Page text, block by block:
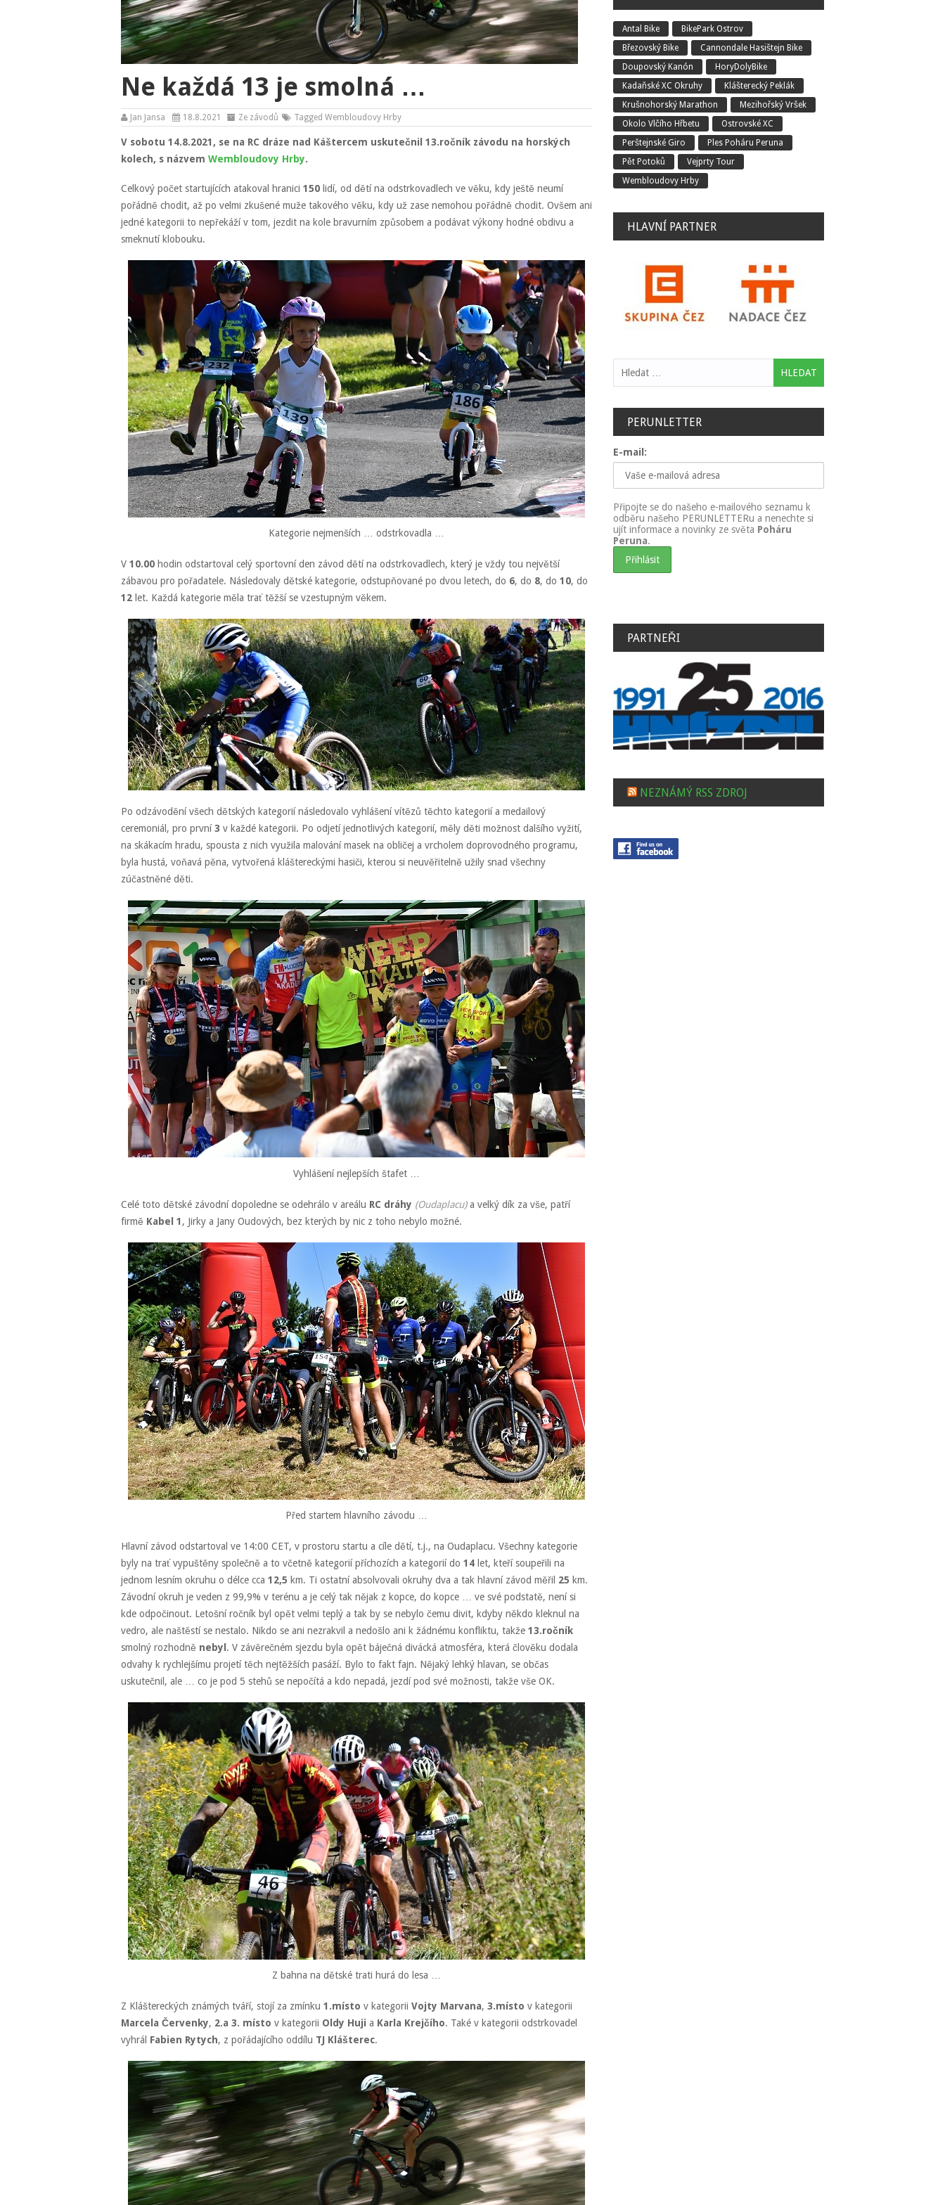
Ne každá 13 je smolná …
Jan Jansa 18.8.2021 Ze závodů Tagged Wembloudovy Hrby
V sobotu 14.8.2021, se na RC dráze nad Káštercem uskutečnil 13.ročník závodu na horských
kolech, s názvem Wembloudovy Hrby.
Celkový počet startujících atakoval hranici 150 lidí, od dětí na odstrkovadlech ve věku, kdy ještě neumí
pořádně chodit, až po velmi zkušené muže takového věku, kdy už zase nemohou pořádně chodit. Ovšem ani
jedné kategorii to nepřekáží v tom, jezdit na kole bravurním způsobem a podávat výkony hodné obdivu a
smeknutí klobouku.
Kategorie nejmenších … odstrkovadla …
V 10.00 hodin odstartoval celý sportovní den závod dětí na odstrkovadlech, který je vždy tou největší
zábavou pro pořadatele. Následovaly dětské kategorie, odstupňované po dvou letech, do 6, do 8, do 10, do
12 let. Každá kategorie měla trať těžší se vzestupným věkem.
Po odzávodění všech dětských kategorií následovalo vyhlášení vítězů těchto kategorií a medailový
ceremoniál, pro první3 v každé kategorii. Po odjetí jednotlivých kategorií, měly děti možnost dalšího vyžití,
na skákacím hradu, spousta z nich využila malování masek na obličej a vrcholem doprovodného programu,
byla hustá, voňavá pěna, vytvořená kláštereckými hasiči, kterou si neuvěřitelně užily snad všechny
zúčastněné děti.
Vyhlášení nejlepších štafet …
Celé toto dětské závodní dopoledne se odehrálo v areálu RC dráhy (Oudaplacu)a velký dík za vše, patří
firmě Kabel 1 , Jirky a Jany Oudových, bez kterých by nic z toho nebylo možné.
Před startem hlavního závodu …
Hlavní závod odstartoval ve 14:00 CET, v prostoru startu a cíle dětí, t.j., na Oudaplacu. Všechny kategorie
byly na trať vypuštěny společně a to včetně kategorií příchozích a kategorií do 14 let, kteří soupeřili na
jednom lesním okruhu o délce cca 12,5 km. Ti ostatní absolvovali okruhy dva a tak hlavní závod měřil 25 km.
Závodní okruh je veden z 99,9% v terénu a je celý tak nějak z kopce, do kopce … ve své podstatě, není si
kde odpočinout. Letošní ročník byl opět velmi teplý a tak by se nebylo čemu divit, kdyby někdo kleknul na
vedro, ale naštěstí se nestalo. Nikdo se ani nezrakvil a nedošlo ani k žádnému konfliktu, takže 13.ročník
smolný rozhodně nebyl . V závěrečném sjezdu byla opět báječná divácká atmosféra, která člověku dodala
odvahy k rychlejšímu projetí těch nejtěžších pasáží. Bylo to fakt fajn. Nějaký lehký hlavan, se občas
uskutečnil, ale … co je pod 5 stehů se nepočítá a kdo nepadá, jezdí pod své možnosti, takže vše OK.
Z bahna na dětské trati hurá do lesa …
Z Kláštereckých známých tváří, stojí za zmínku 1.místo v kategorii Vojty Marvana, 3.místo v kategorii
Marcela Červenky, 2.a 3. místo v kategorii Oldy Huji a Karla Krejčího. Také v kategorii odstrkovadel
vyhrál Fabien Rytych, z pořádajícího oddílu TJ Klášterec.
Antal Bike
BikePark Ostrov
Březovský Bike
Cannondale Hasištejn Bike
Doupovský Kanón
HoryDolyBike
Kadaňské XC Okruhy
Klášterecký Peklák
Krušnohorský Marathon
Mezihořský Vršek
Okolo Vlčího Hřbetu
Ostrovské XC
Perštejnské Giro
Ples Poháru Peruna
Pět Potoků
Vejprty Tour
Wembloudovy Hrby
HLAVNÍ PARTNER
Vyhledávání
PERUNLETTER
E-mail:
Připojte se do našeho e-mailového seznamu k
odběru našeho PERUNLETTERu a nenechte si
ujít informace a novinky ze světa Poháru
Peruna.
PARTNEŘI
NEZNÁMÝ RSS ZDROJ